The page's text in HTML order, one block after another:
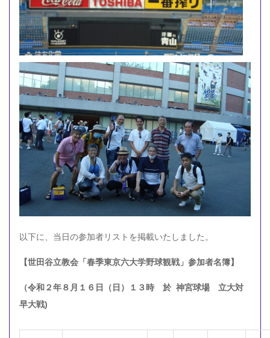
以下に、当日の参加者リストを掲載いたしました。
【世田谷立教会「春季東京六大学野球観戦」参加者名簿】
（令和２年８月１６日（日）１３時 於 神宮球場 立大対
早大戦)